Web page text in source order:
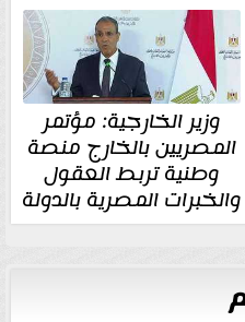
وزير الخارجية: مؤتمر
المصريين بالخارج منصة
وطنية تربط العقول
والخبرات المصرية بالدولة